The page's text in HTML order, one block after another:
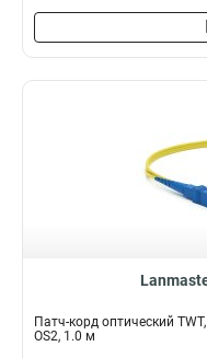
Патч-корд оптический
OS2, 1.0 м